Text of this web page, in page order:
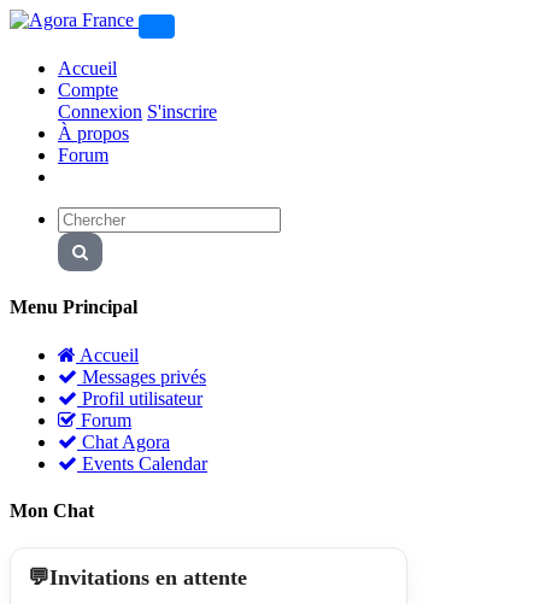
Accueil
Compte
Connexion S'inscrire
À propos
Forum
Menu Principal
Accueil
Messages privés
Profil utilisateur
Forum
Chat Agora
Events Calendar
Mon Chat
Invitations en attente